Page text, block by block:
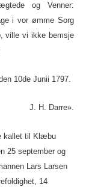
og Venner:
i vor ømme Sorg
ville vi ikke bemsje
10de Junii 1797.
J. H. Darre».
kallet til Klæbu
25 september og
Lars Larsen
14